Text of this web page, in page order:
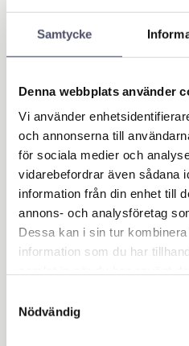
Samtycke
Denna webbplats använder
Vi använder
och annonserna till
för sociala medier och
vidarebefordrar även sådana
information från din enhet till
annons- och analysföretag
Dessa kan i sin tur
information som du har
Nödvändig
färgkod ljus vit. Li-ion batteri
innergårdar, trädgårdar etc.
1 029,00
Väggbelysning LED
1 %